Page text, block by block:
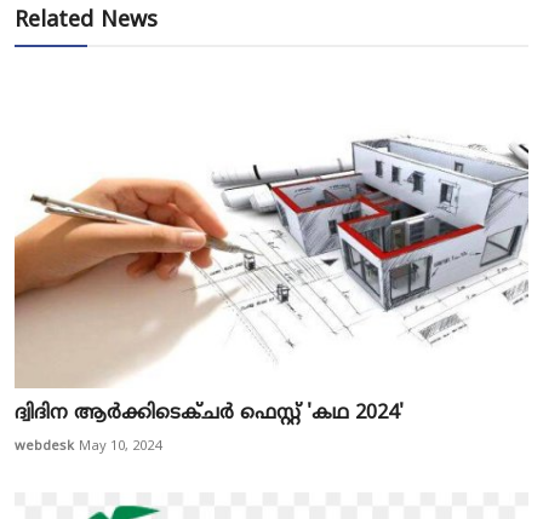
Related News
ദ്വിദിന ആർക്കിടെക്ചർ ഫെസ്റ്റ് 'കഥ 2024'
webdesk May 10, 2024